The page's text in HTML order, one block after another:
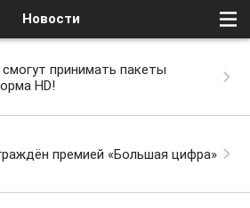
Новости
принимать пакеты
HD!
премией «Большая цифра»